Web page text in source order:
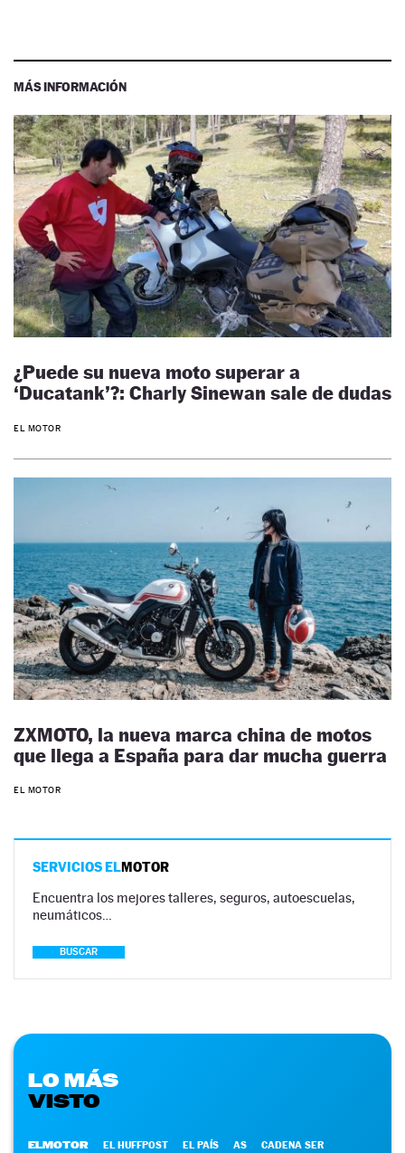
MÁS INFORMACIÓN
¿Puede su nueva moto superar a
‘Ducatank’?: Charly Sinewan sale de dudas
EL MOTOR
ZXMOTO, la nueva marca china de motos
que llega a España para dar mucha guerra
EL MOTOR
SERVICIOS ELMOTOR
Encuentra los mejores talleres, seguros, autoescuelas,
neumáticos…
BUSCAR
LO MÁS
VISTO
ELMOTOR EL HUFFPOST EL PAÍS AS CADENA SER